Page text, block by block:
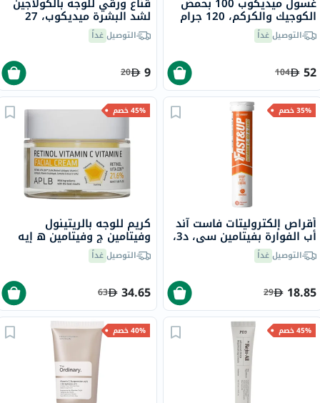
الكوجيك والكركم، 120 جرام
التوصيلغداً
52
104
لشد البشرة ميديكوب، 27
جرامالتوصيلغداً
9
20
35% خصم
أقراص إلكتروليتات فاست آند
أب الفوارة بفيتامين سي، د3،
والزنك مع الإلكتروليتات،
بنكهة البرتقال - 20 قرص
التوصيلغداً
18.85
29
45% خصم
كريم للوجه بالريتينول
وفيتامين ج وفيتامين ه إيه
بي إل بي، 55 مل
التوصيلغداً
34.65
63
45% خصم 40% خصم